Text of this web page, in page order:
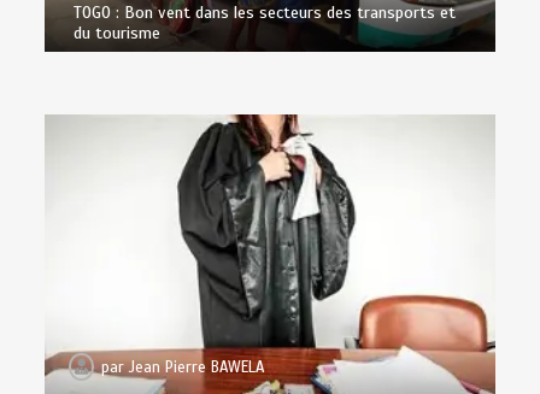
TOGO : Bon vent dans les secteurs des transports et
du tourisme
parJean Pierre BAWELA